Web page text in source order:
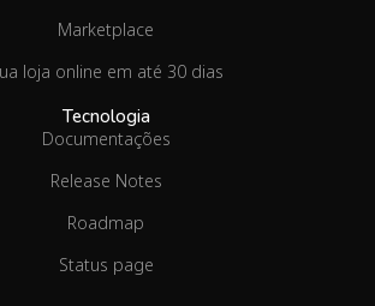
Marketplace
loja online em até 30 dias
Tecnologia
Documentações
Release Notes
Roadmap
Status page